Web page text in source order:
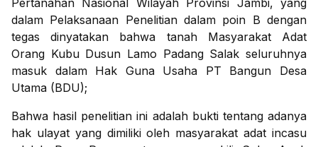
Pertanahan Nasional Wilayah Provinsi Jambi, yang
dalam Pelaksanaan Penelitian dalam poin B dengan
tegas dinyatakan bahwa tanah Masyarakat Adat
Orang Kubu Dusun Lamo Padang Salak seluruhnya
masuk dalam Hak Guna Usaha PT Bangun Desa
Utama (BDU);
Bahwa hasil penelitian ini adalah bukti tentang adanya
hak ulayat yang dimiliki oleh masyarakat adat incasu